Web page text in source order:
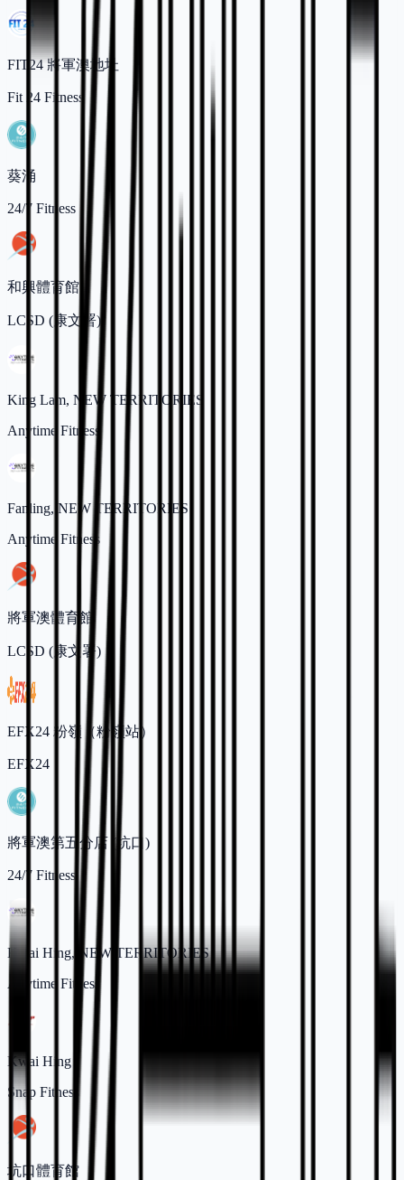
FIT24 將軍澳地址
Fit 24 Fitness
葵涌
24/7 Fitness
和興體育館
LCSD (康文署)
King Lam, NEW TERRITORIES
Anytime Fitness
Fanling, NEW TERRITORIES
Anytime Fitness
將軍澳體育館
LCSD (康文署)
EFX24 粉嶺（粉嶺站）
EFX24
將軍澳第五分店 (坑口)
24/7 Fitness
Kwai Hing, NEW TERRITORIES
Anytime Fitness
Kwai Hing
Snap Fitness
坑口體育館